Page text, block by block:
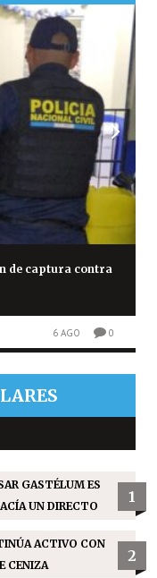
de captura contra
6 AGO 0
GASTÉLUM ES
UN DIRECTO
1
ACTIVO CON
CENIZA
2